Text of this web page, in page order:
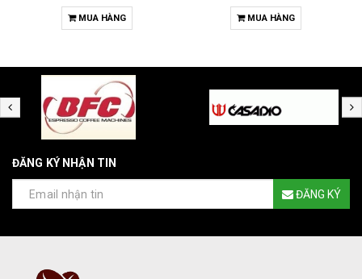
MUA HÀNG MUA HÀNG
ĐĂNG KÝ NHẬN TIN
ĐĂNG KÝ